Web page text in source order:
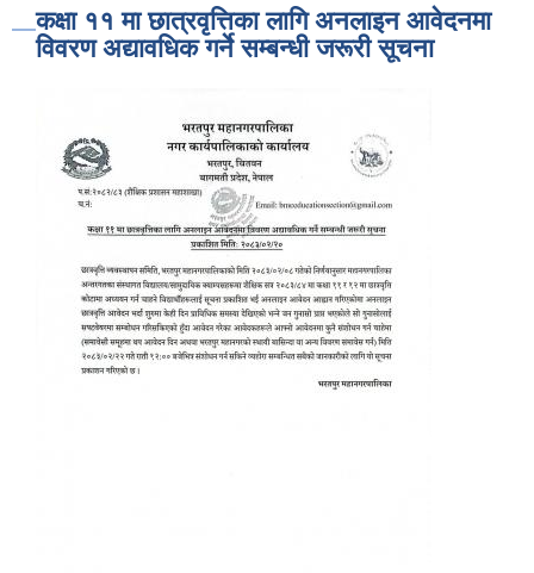
कक्षा ११ मा छात्रवृत्तिका लागि अनलाइन आवेदनमा
विवरण अद्यावधिक गर्ने सम्बन्धी जरूरी सूचना